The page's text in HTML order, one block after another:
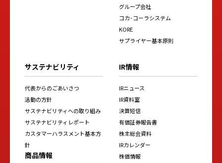
グループ会社
コカ･コーラシステム
KORE
サプライヤー基本原則
サステナビリティ
代表からのごあいさつ
活動の方針
サステナビリティへの取り組み
サステナビリティレポート
カスタマーハラスメント基本方
針
商品情報
IR情報
IRニュース
IR資料室
決算短信
有価証券報告書
株主総会資料
IRカレンダー
株価情報